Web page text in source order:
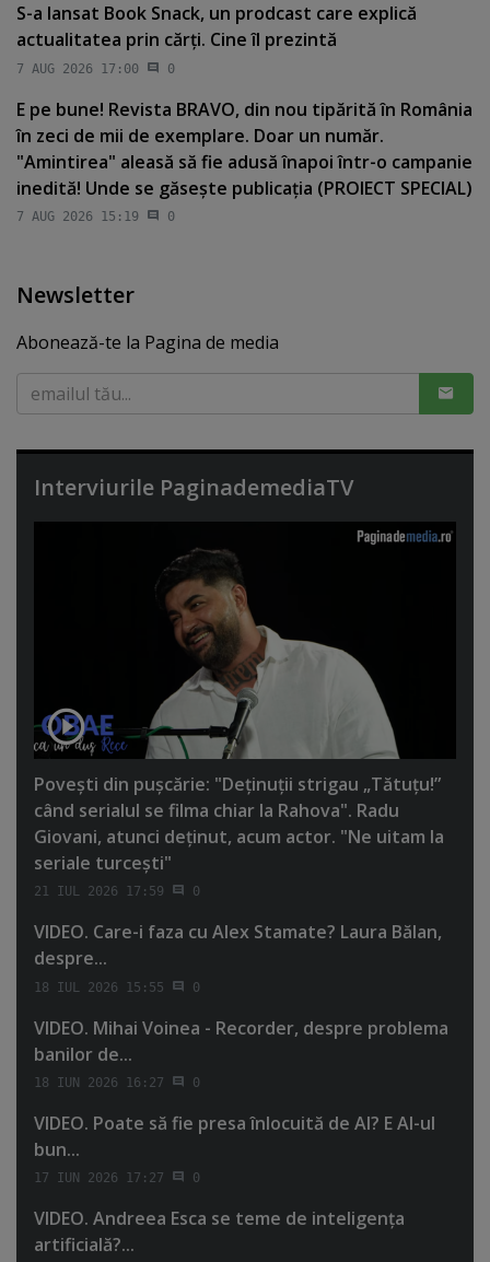
S-a lansat Book Snack, un prodcast care explică
actualitatea prin cărţi. Cine îl prezintă
7 AUG 2026 17:00 0
E pe bune! Revista BRAVO, din nou tipărită în România
în zeci de mii de exemplare. Doar un număr.
"Amintirea" aleasă să fie adusă înapoi într-o campanie
inedită! Unde se găseşte publicaţia (PROIECT SPECIAL)
7 AUG 2026 15:19 0
Newsletter
Abonează-te la Pagina de media
Interviurile PaginademediaTV
Poveşti din puşcărie: "Deţinuţii strigau „Tătuţu!”
când serialul se filma chiar la Rahova". Radu
Giovani, atunci deţinut, acum actor. "Ne uitam la
seriale turceşti"
21 IUL 2026 17:59 0
VIDEO. Care-i faza cu Alex Stamate? Laura Bălan,
despre...
18 IUL 2026 15:55 0
VIDEO. Mihai Voinea - Recorder, despre problema
banilor de...
18 IUN 2026 16:27 0
VIDEO. Poate să fie presa înlocuită de AI? E AI-ul
bun...
17 IUN 2026 17:27 0
VIDEO. Andreea Esca se teme de inteligenţa
artificială?...